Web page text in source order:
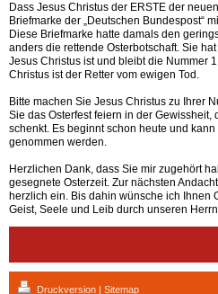
Dass Jesus Christus der ERSTE der
Briefmarke der „Deutschen Bundespost“
Diese Briefmarke hatte damals den
anders die rettende Osterbotschaft. Sie
Jesus Christus ist und bleibt die Nummer
Christus ist der Retter vom ewigen Tod.
Bitte machen Sie Jesus Christus zu Ihrer
Sie das Osterfest feiern in der Gewissheit,
schenkt. Es beginnt schon heute und
genommen werden.
Herzlichen Dank, dass Sie mir zugehört
gesegnete Osterzeit. Zur nächsten
herzlich ein. Bis dahin wünsche ich Ihnen
Geist, Seele und Leib durch unseren
Druckversion | Sitemap